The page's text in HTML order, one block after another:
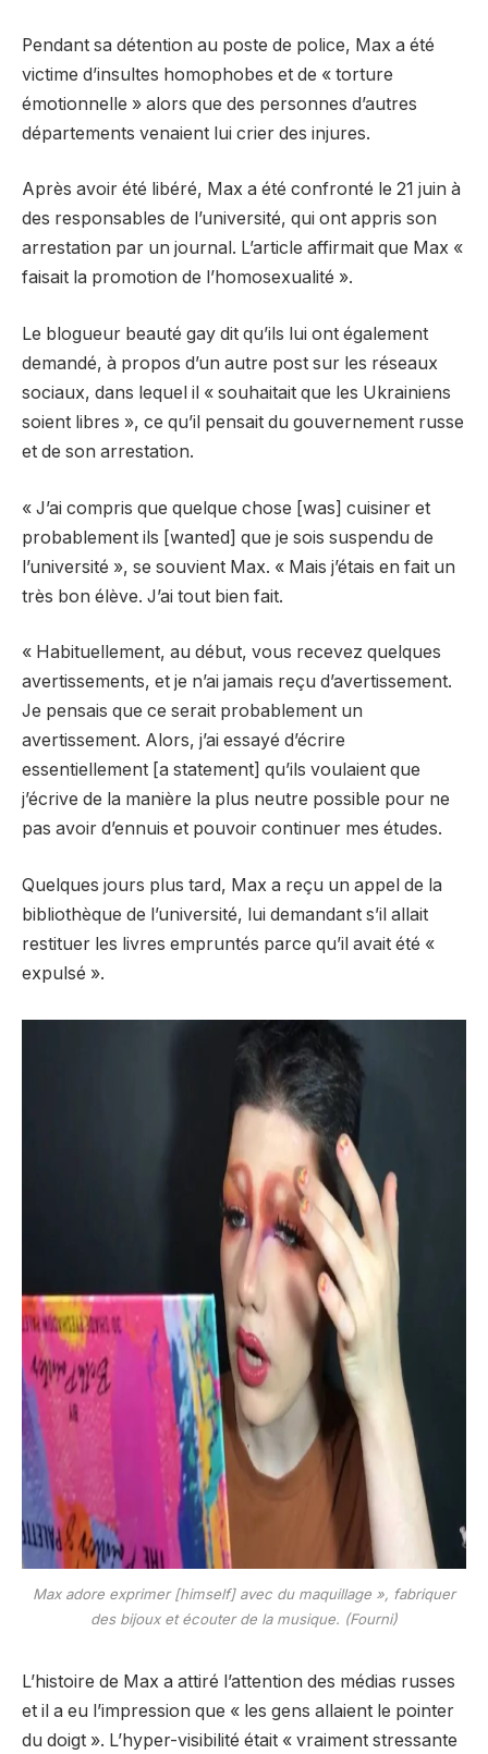
Pendant sa détention au poste de police, Max a été
victime d’insultes homophobes et de « torture
émotionnelle » alors que des personnes d’autres
départements venaient lui crier des injures.
Après avoir été libéré, Max a été confronté le 21 juin à
des responsables de l’université, qui ont appris son
arrestation par un journal. L’article affirmait que Max «
faisait la promotion de l’homosexualité ».
Le blogueur beauté gay dit qu’ils lui ont également
demandé, à propos d’un autre post sur les réseaux
sociaux, dans lequel il « souhaitait que les Ukrainiens
soient libres », ce qu’il pensait du gouvernement russe
et de son arrestation.
« J’ai compris que quelque chose [was] cuisiner et
probablement ils [wanted] que je sois suspendu de
l’université », se souvient Max. « Mais j’étais en fait un
très bon élève. J’ai tout bien fait.
« Habituellement, au début, vous recevez quelques
avertissements, et je n’ai jamais reçu d’avertissement.
Je pensais que ce serait probablement un
avertissement. Alors, j’ai essayé d’écrire
essentiellement [a statement] qu’ils voulaient que
j’écrive de la manière la plus neutre possible pour ne
pas avoir d’ennuis et pouvoir continuer mes études.
Quelques jours plus tard, Max a reçu un appel de la
bibliothèque de l’université, lui demandant s’il allait
restituer les livres empruntés parce qu’il avait été «
expulsé ».
Max adore exprimer [himself] avec du maquillage », fabriquer
des bijoux et écouter de la musique. (Fourni)
L’histoire de Max a attiré l’attention des médias russes
et il a eu l’impression que « les gens allaient le pointer
du doigt ». L’hyper-visibilité était « vraiment stressante